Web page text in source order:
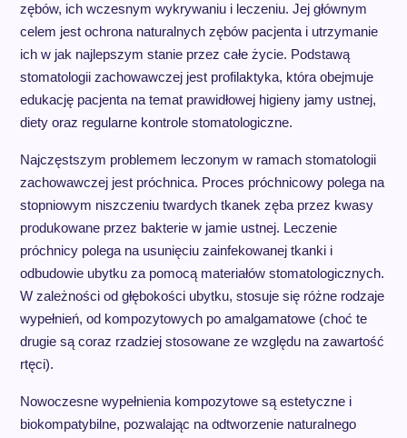
zębów, ich wczesnym wykrywaniu i leczeniu. Jej głównym
celem jest ochrona naturalnych zębów pacjenta i utrzymanie
ich w jak najlepszym stanie przez całe życie. Podstawą
stomatologii zachowawczej jest profilaktyka, która obejmuje
edukację pacjenta na temat prawidłowej higieny jamy ustnej,
diety oraz regularne kontrole stomatologiczne.
Najczęstszym problemem leczonym w ramach stomatologii
zachowawczej jest próchnica. Proces próchnicowy polega na
stopniowym niszczeniu twardych tkanek zęba przez kwasy
produkowane przez bakterie w jamie ustnej. Leczenie
próchnicy polega na usunięciu zainfekowanej tkanki i
odbudowie ubytku za pomocą materiałów stomatologicznych.
W zależności od głębokości ubytku, stosuje się różne rodzaje
wypełnień, od kompozytowych po amalgamatowe (choć te
drugie są coraz rzadziej stosowane ze względu na zawartość
rtęci).
Nowoczesne wypełnienia kompozytowe są estetyczne i
biokompatybilne, pozwalając na odtworzenie naturalnego